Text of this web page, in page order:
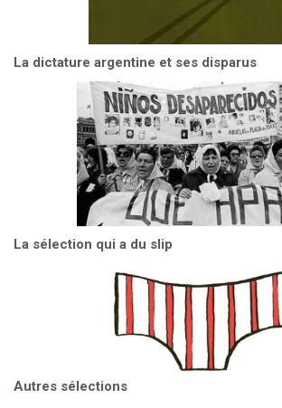
La dictature argentine et ses disparus
La sélection qui a du slip
Autres sélections